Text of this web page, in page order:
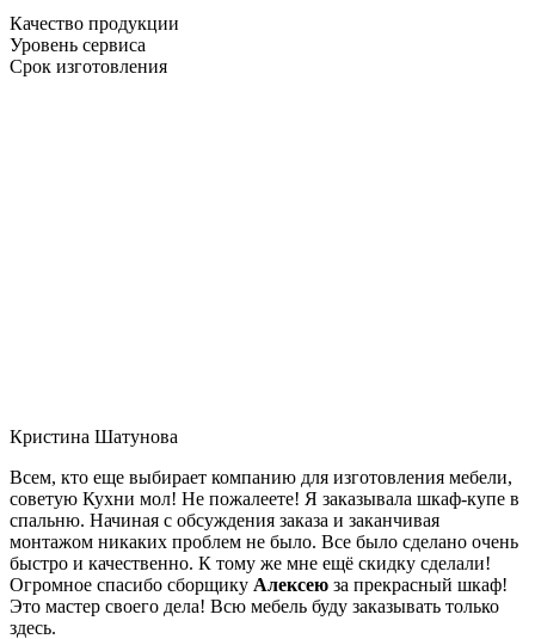
Качество продукции
Уровень сервиса
Срок изготовления
Кристина Шатунова
Всем, кто еще выбирает компанию для изготовления мебели,
советую Кухни мол! Не пожалеете! Я заказывала шкаф-купе в
спальню. Начиная с обсуждения заказа и заканчивая
монтажом никаких проблем не было. Все было сделано очень
быстро и качественно. К тому же мне ещё скидку сделали!
Огромное спасибо сборщику Алексею за прекрасный шкаф!
Это мастер своего дела! Всю мебель буду заказывать только
здесь.